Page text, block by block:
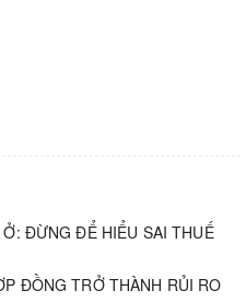
ĐỪNG ĐỂ HIỂU SAI THUẾ
ĐỒNG TRỞ THÀNH RỦI RO